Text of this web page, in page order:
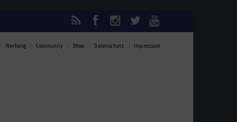
Werbung Community Shop Datenschutz Impressum